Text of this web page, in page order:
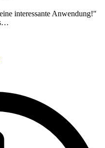
interessante Anwendung!"